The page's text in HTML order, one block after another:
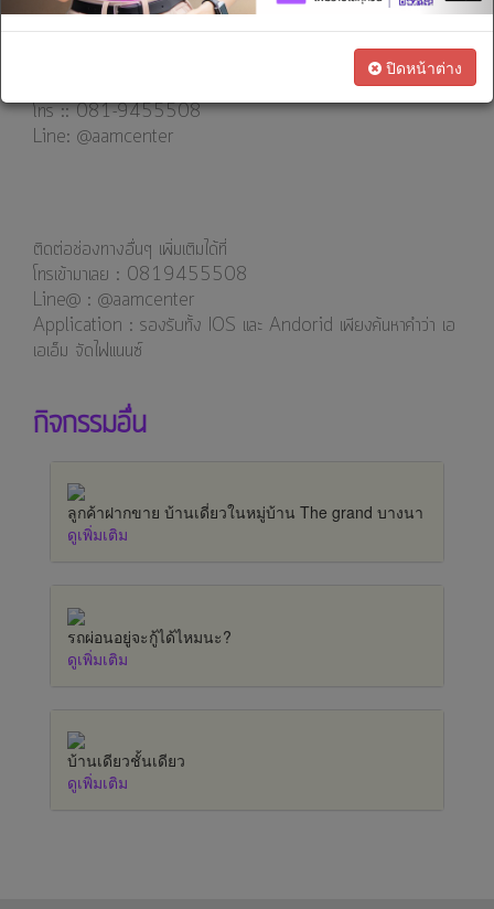
ตัวแทน
ทางการ
--------------------------------------------
โทร :: 081-9455508
Line: @aamcenter
ติดต่อช่องทางอื่นๆ เพิ่มเติมได้ที่
โทรเข้ามาเลย : 0819455508
Line@ : @aamcenter
⁣⁣⁣Application : รองรับทั้ง IOS และ Andorid เพียงค้นหาคำว่า เอ
เอเอ็ม จัดไฟแนนซ์
กิจกรรมอื่น
ลูกค้าฝากขาย บ้านเดี่ยวในหมู่บ้าน The grand บางนา
ดูเพิ่มเติม
รถผ่อนอยู่จะกู้ได้ไหมนะ?
ดูเพิ่มเติม
บ้านเดียวชั้นเดียว
ดูเพิ่มเติม
ปิดหน้าต่าง